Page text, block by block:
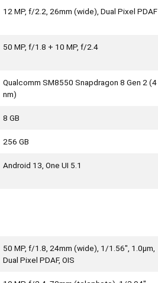
12 MP, f/2.2, 26mm (wide), Dual Pixel PDAF
50 MP, f/1.8 + 10 MP, f/2.4
Qualcomm SM8550 Snapdragon 8 Gen 2 (4
nm)
8 GB
256 GB
Android 13, One UI 5.1
50 MP, f/1.8, 24mm (wide), 1/1.56", 1.0µm,
Dual Pixel PDAF, OIS